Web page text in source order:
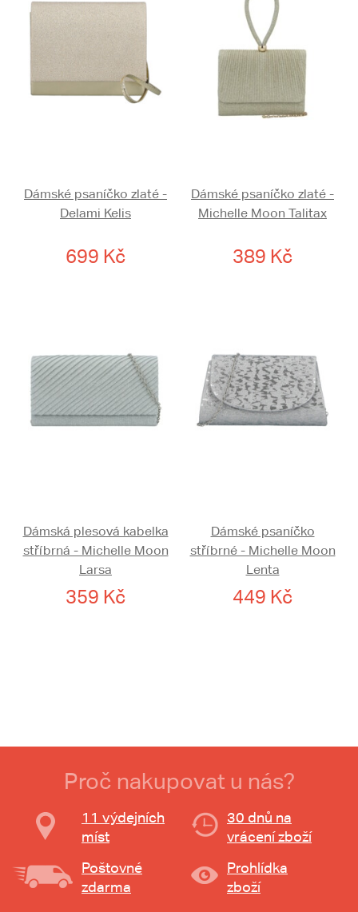
Dámské psaníčko zlaté -
Delami Kelis
699 Kč
Dámské psaníčko zlaté -
Michelle Moon Talitax
389 Kč
Dámská plesová kabelka
stříbrná - Michelle Moon
Larsa
359 Kč
Dámské psaníčko
stříbrné - Michelle Moon
Lenta
449 Kč
Proč nakupovat u nás?
11 výdejních
míst
30 dnů na
vrácení zboží
Poštovné
zdarma
Prohlídka
zboží